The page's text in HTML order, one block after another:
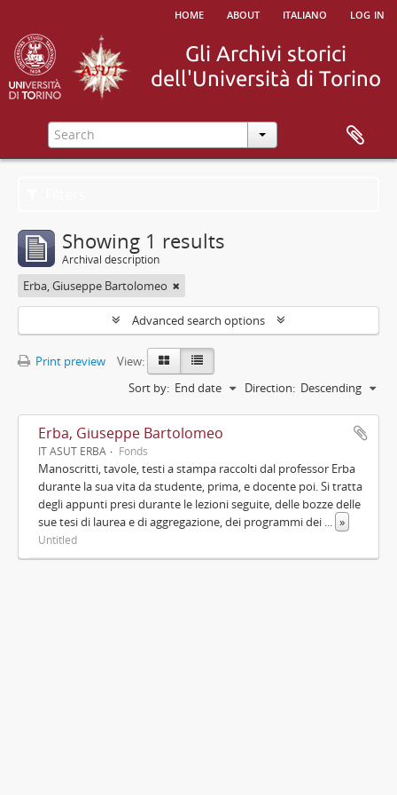
home about italiano log in
Showing 1 results
Archival description
Erba, Giuseppe Bartolomeo
Advanced search options
Print preview
View:
Sort by: End date Direction: Descending
Erba, Giuseppe Bartolomeo
IT ASUT ERBA Fonds
Manoscritti, tavole, testi a stampa raccolti dal professor Erba
durante la sua vita da studente, prima, e docente poi. Si tratta
degli appunti presi durante le lezioni seguite, delle bozze delle
sue tesi di laurea e di aggregazione, dei programmi dei ... »
Untitled